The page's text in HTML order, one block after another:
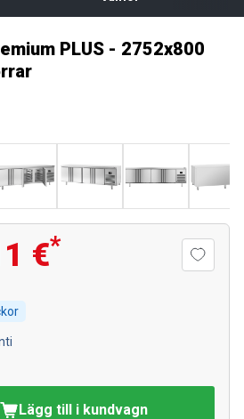
PLUS - 2752x800
€*
Lägg till i kundvagn